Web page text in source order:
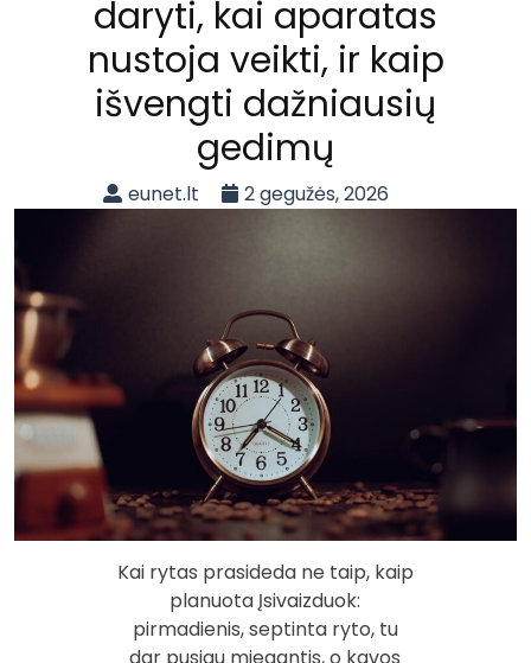
daryti, kai aparatas
nustoja veikti, ir kaip
išvengti dažniausių
gedimų
eunet.lt 2 gegužės, 2026
Kai rytas prasideda ne taip, kaip
planuota Įsivaizduok:
pirmadienis, septinta ryto, tu